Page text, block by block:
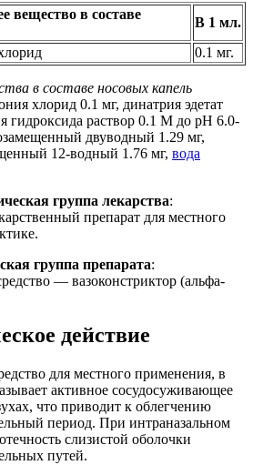
вещество в составе
В 1 мл.
0.1 мг.
в составе носовых капель
хлорид 0.1 мг, динатрия эдетат
гидроксида раствор 0.1 М до pH 6.0-
двуводный 1.29 мг,
12-водный 1.76 мг, вода
группа лекарства:
препарат для местного
группа препарата:
— вазоконстриктор (альфа-
действие
для местного применения, в
активное сосудосуживающее
что приводит к облегчению
период. При интраназальном
слизистой оболочки
путей.